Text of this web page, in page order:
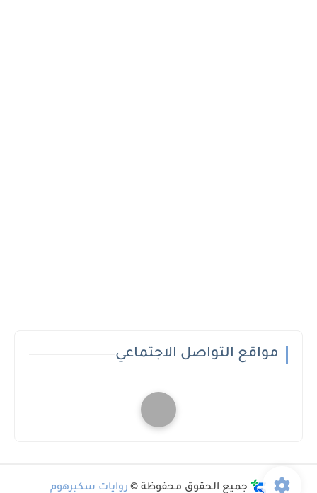
مواقع التواصل الاجتماعي
جميع الحقوق محفوظة © روايات سكيرهوم